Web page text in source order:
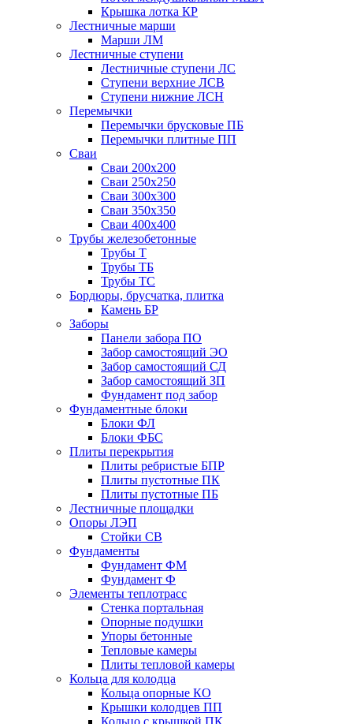
Крышка лотка КР
Лестничные марши
Марши ЛМ
Лестничные ступени
Лестничные ступени ЛС
Ступени верхние ЛСВ
Ступени нижние ЛСН
Перемычки
Перемычки брусковые ПБ
Перемычки плитные ПП
Сваи
Сваи 200х200
Сваи 250х250
Сваи 300х300
Сваи 350х350
Сваи 400х400
Трубы железобетонные
Трубы Т
Трубы ТБ
Трубы ТС
Бордюры, брусчатка, плитка
Камень БР
Заборы
Панели забора ПО
Забор самостоящий ЭО
Забор самостоящий СД
Забор самостоящий ЗП
Фyндамент под забор
Фундаментные блоки
Блоки ФЛ
Блоки ФБС
Плиты перекрытия
Плиты ребристые БПР
Плиты пустотные ПК
Плиты пустотные ПБ
Лестничные площадки
Опоры ЛЭП
Стойки СВ
Фундаменты
Фyндамент ФМ
Фyндамент Ф
Элементы теплотрасс
Стенка портальная
Опорные подушки
Упоры бетонные
Тепловые камеры
Плиты тепловой камеры
Кольца для колодца
Кольца опорные КО
Крышки колодцев ПП
Кольцо с крышкой ПК